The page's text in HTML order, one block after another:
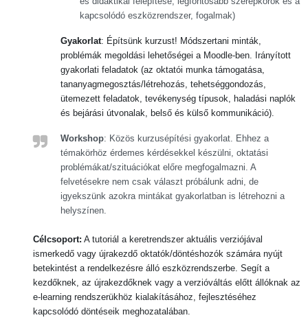
kapcsolódó eszközrendszer, fogalmak)
Gyakorlat: Építsünk kurzust! Módszertani minták,
problémák megoldási lehetőségei a Moodle-ben. Irányított
gyakorlati feladatok (az oktatói munka támogatása,
tananyagmegosztás/létrehozás, tehetséggondozás,
ütemezett feladatok, tevékenység típusok, haladási naplók
és bejárási útvonalak, belső és külső kommunikáció).
Workshop: Közös kurzusépítési gyakorlat. Ehhez a
témakörhöz érdemes kérdésekkel készülni, oktatási
problémákat/szituációkat előre megfogalmazni. A
felvetésekre nem csak választ próbálunk adni, de
igyekszünk azokra mintákat gyakorlatban is létrehozni a
helyszínen.
Célcsoport: A tutoriál a keretrendszer aktuális verziójával
ismerkedő vagy újrakezdő oktatók/döntéshozók számára nyújt
betekintést a rendelkezésre álló eszközrendszerbe. Segít a
kezdőknek, az újrakezdőknek vagy a verzióváltás előtt állóknak az
e-learning rendszerükhöz kialakításához, fejlesztéséhez
kapcsolódó döntéseik meghozatalában.